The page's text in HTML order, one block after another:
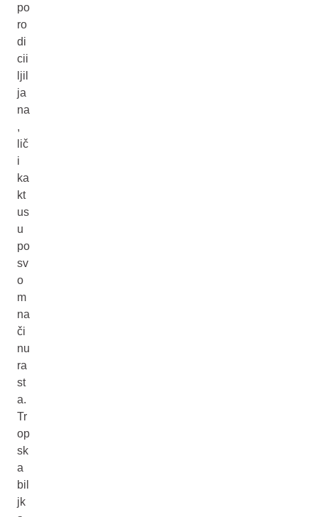
po
ro
di
cii
ljil
ja
na
,
lič
i
ka
kt
us
u
po
sv
o
m
na
či
nu
ra
st
a.
Tr
op
sk
a
bil
jk